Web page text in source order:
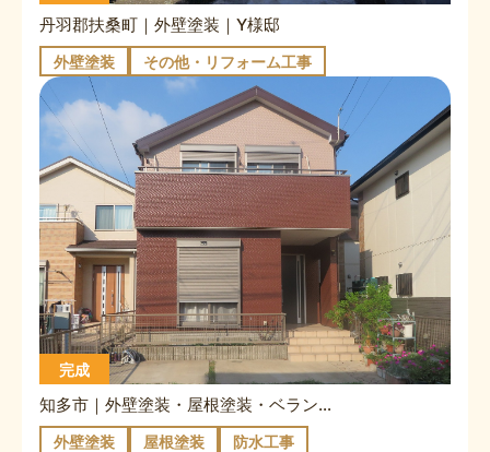
丹羽郡扶桑町｜外壁塗装｜Y様邸
外壁塗装 その他・リフォーム工事
完成
知多市｜外壁塗装・屋根塗装・ベランダ防水｜S様邸
外壁塗装 屋根塗装 防水工事